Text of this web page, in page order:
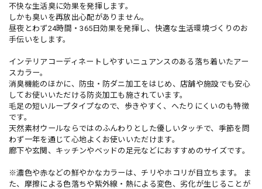
不快な生活臭に効果を発揮します。
しかも臭いを再放出心配がありません。
昼夜とわず24時間・365日効果を発揮し、快適な生活環境づくりのお
手伝いをします。
インテリアコーディネートしやすいニュアンスのある落ち着いたアー
スカラー。
消臭機能のほかに、防虫・防ダニ加工をはじめ、店舗や施設でも安心
してお使いいただける防炎加工も施されています。
毛足の短いループタイプなので、歩きやすく、へたりにくいのも特徴
です。
天然素材ウールならではのふんわりとした優しいタッチで、季節を問
わず一年を通じて心地よくお使いいただけます。
廊下や玄関、キッチンやベッドの足元などにおすすめのサイズです。
※濃色や赤などの鮮やかなカラーは、チリやホコリが目立ちます。 ま
た、摩擦による色落ちや紫外線・熱による変色、劣化が生じることが